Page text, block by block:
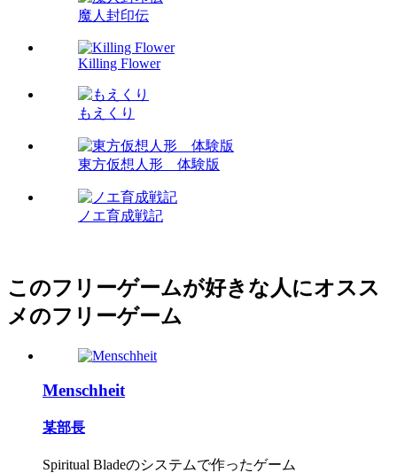
魔人封印伝
Killing Flower
もえくり
東方仮想人形 体験版
ノエ育成戦記
このフリーゲームが好きな人にオスス
メのフリーゲーム
Menschheit
某部長
Spiritual Bladeのシステムで作ったゲーム